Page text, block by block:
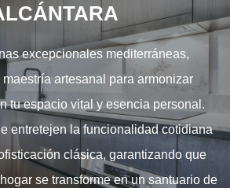
excepcionales mediterráneas,
artesanal para armonizar
tu espacio vital y esencia personal.
entretejen la funcionalidad cotidiana
clásica, garantizando que
se transforme en un santuario de